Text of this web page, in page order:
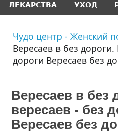
ЛЕКАРСТВА УХОД
Чудо центр - Женский
Вересаев в без дороги.
дороги Вересаев без
Вересаев в без
вересаев - без
Вересаев без